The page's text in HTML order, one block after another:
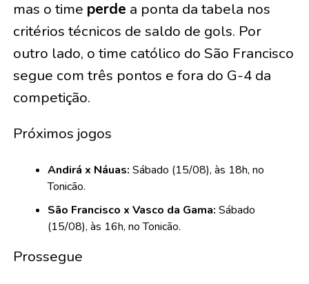
mas o time perde a ponta da tabela nos
critérios técnicos de saldo de gols. Por
outro lado, o time católico do São Francisco
segue com três pontos e fora do G-4 da
competição.
Próximos jogos
Andirá x Náuas: Sábado (15/08), às 18h, no
Tonicão.
São Francisco x Vasco da Gama: Sábado
(15/08), às 16h, no Tonicão.
Prossegue